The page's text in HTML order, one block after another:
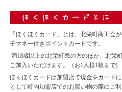
「ほくほくカード」とは、北栄町商工会
子マネー付きポイントカードです。
満18歳以上の北栄町民の方のほか、北栄
ご加入いただけます。（お1人様1枚まで)
ほくほくカードは加盟店で現金をカード
として町内加盟店でのお買い物の際にご